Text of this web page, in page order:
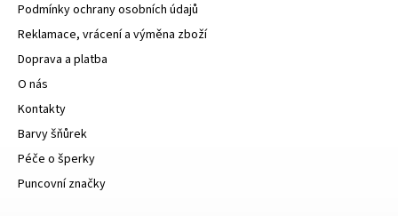
Podmínky ochrany osobních údajů
Reklamace, vrácení a výměna zboží
Doprava a platba
O nás
Kontakty
Barvy šňůrek
Péče o šperky
Puncovní značky